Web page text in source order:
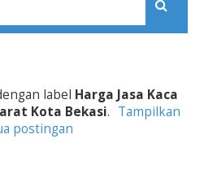
label Harga Jasa Kaca
Kota Bekasi. Tampilkan
postingan